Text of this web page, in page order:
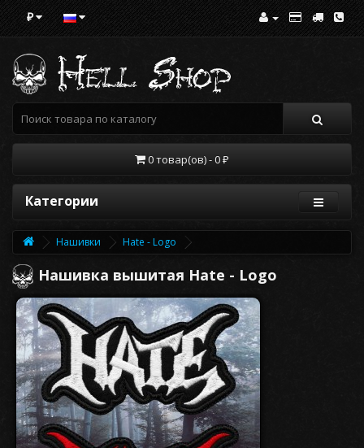
₽
0 товар(ов) - 0 ₽
Категории
Нашивки Hate - Logo
Нашивка вышитая Hate - Logo